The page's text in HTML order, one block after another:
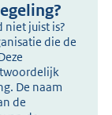
niet juist is?
die de
De naam
de